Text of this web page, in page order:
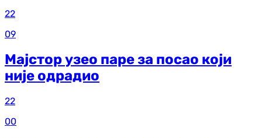
22
09
Мајстор узео паре за посао који
није одрадио
22
00